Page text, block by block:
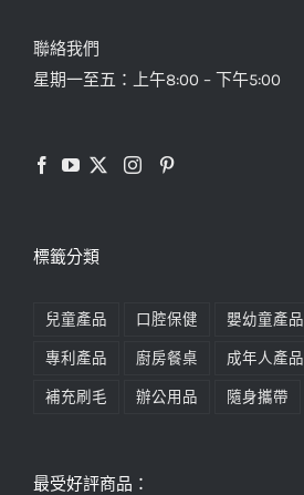
聯絡我們
星期一至五：上午8:00 – 下午5:00
標籤分類
兒童產品 口腔保健 嬰幼童產品
專利產品 廚房餐桌 成年人產品
補充刷毛 辦公用品 隨身攜帶
最受好評商品：